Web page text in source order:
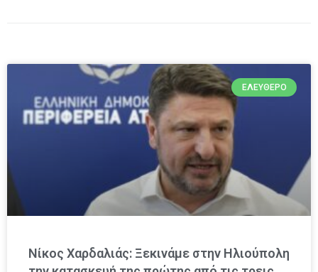
ΕΛΕΎΘΕΡΟ
Νίκος Χαρδαλιάς: Ξεκινάμε στην Ηλιούπολη